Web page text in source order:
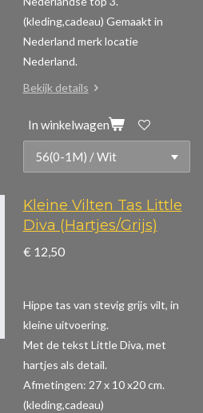
(kleding,cadeau) Gemaakt in
Nederland merk locatie
Nederland.
Bekijk details
In winkelwagen
Kleine Vilten Tas Little
Diva (Hartjes/Grijs)
€ 12,50
Hippe tas van stevig grijs vilt, in
kleine uitvoering.
Met de tekst Little Diva, met
hartjes als detail.
Afmetingen: 27 x 10 x20 cm.
(kleding,cadeau)